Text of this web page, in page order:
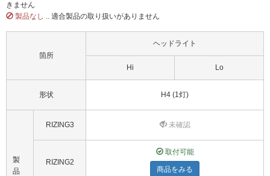
きません
製品なし .. 適合製品の取り扱いがありません
箇所
ヘッドライト
Hi Lo
形状 H4 (1灯)
製
品
RIZING3 未確認
RIZING2
取付可能
商品をみる